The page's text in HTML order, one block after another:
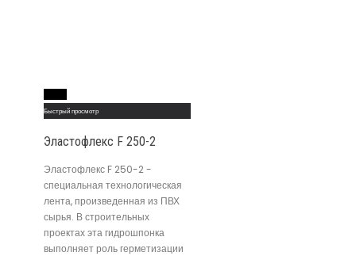
Быстрый просмотр
Эластофлекс F 250-2
Эластофлекс F 250-2 -
специальная технологическая
лента, произведенная из ПВХ
сырья. В строительных
проектах эта гидрошпонка
выполняет роль герметизации